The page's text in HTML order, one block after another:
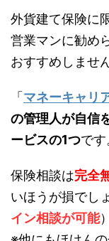
外貨建て保険に
営業マンに勧め
おすすめしません
「マネーキャリ
の管理人が自信
ービスの1つです
保険相談は完全
いほうが損でし
イン相談が可能）